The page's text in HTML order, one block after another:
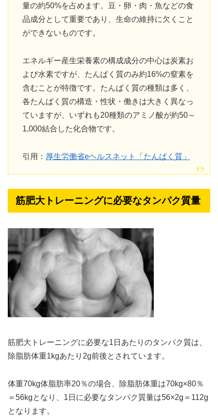
量の約50%を占めます。豆・卵・肉・魚などの食
品成分として重要であり、生命の維持に欠くこと
ができないものです。
エネルギー産生栄養素の構成成分の中心は炭素お
よび水素ですが、たんぱく質のみ約16%の窒素を
含むことが特徴です。たんぱく質の種類は多く、
各たんぱく質の構造・性状・働きは大きく異なっ
ていますが、いずれも20種類のアミノ酸が約50～
1,000結合した化合物です。
引用： 厚生労働省eヘルスネット「たんぱく質」
筋肥大トレーニングに必要なタンパク質量
筋肥大トレーニングに必要な1日あたりのタンパク質は、
除脂肪体重1kgあたり2g前後とされています。
体重70kg体脂肪率20％の場合、除脂肪体重は70kg×80％
＝56kgとなり、1日に必要なタンパク質量は56×2g＝112g
となります。